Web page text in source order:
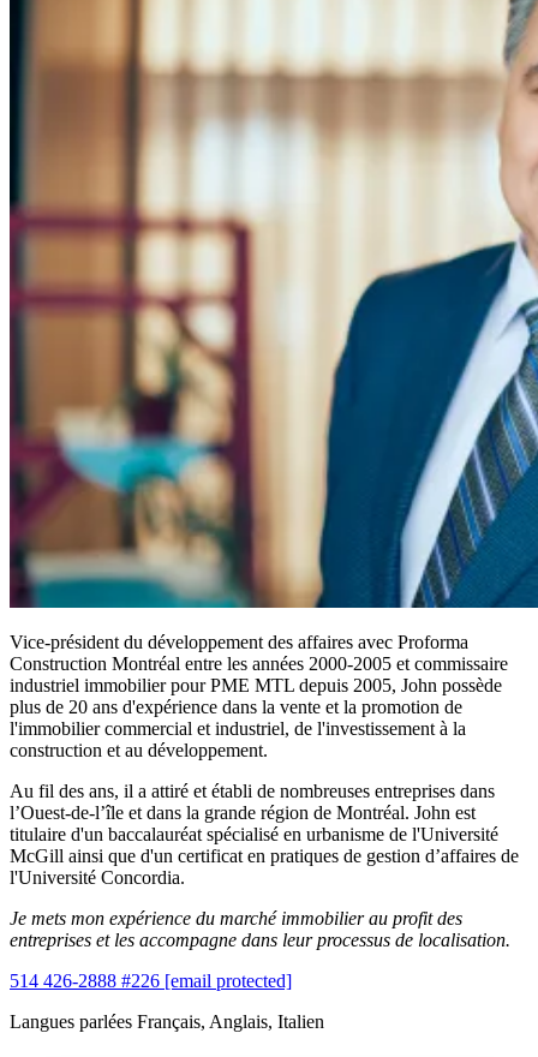
Vice-président du développement des affaires avec Proforma
Construction Montréal entre les années 2000-2005 et commissaire
industriel immobilier pour PME MTL depuis 2005, John possède
plus de 20 ans d'expérience dans la vente et la promotion de
l'immobilier commercial et industriel, de l'investissement à la
construction et au développement.
Au fil des ans, il a attiré et établi de nombreuses entreprises dans
l’Ouest-de-l’île et dans la grande région de Montréal. John est
titulaire d'un baccalauréat spécialisé en urbanisme de l'Université
McGill ainsi que d'un certificat en pratiques de gestion d’affaires de
l'Université Concordia.
Je mets mon expérience du marché immobilier au profit des
entreprises et les accompagne dans leur processus de localisation.
514 426-2888 #226 [email protected]
Langues parlées Français, Anglais, Italien